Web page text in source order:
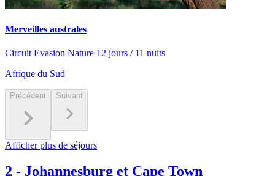
Merveilles australes
Circuit Evasion Nature 12 jours / 11 nuits
Afrique du Sud
Précédent Suivant
Afficher plus de séjours
2 - Johannesburg et Cape Town